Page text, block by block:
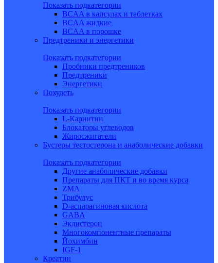
Показать подкатегории
BCAA в капсулах и таблетках
BCAA жидкие
BCAA в порошке
Предтреники и энергетики
Показать подкатегории
Пробники предтреников
Предтреники
Энергетики
Похудеть
Показать подкатегории
L-Карнитин
Блокаторы углеводов
Жиросжигатели
Бустеры тестостерона и анаболические добавки
Показать подкатегории
Другие анаболические добавки
Препараты для ПКТ и во время курса
ZMA
Трибулус
D-аспарагиновая кислота
GABA
Экдистерон
Многокомпонентные препараты
Йохимбин
IGF-1
Креатин